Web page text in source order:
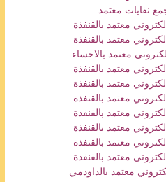
نفايات معتمد
معتمد بالقنفذة
معتمد بالقنفذة
معتمد بالاحساء
معتمد بالقنفذة
معتمد بالقنفذة
معتمد بالقنفذة
معتمد بالقنفذة
معتمد بالقنفذة
معتمد بالقنفذة
معتمد بالقنفذة
معتمد بالداودمي